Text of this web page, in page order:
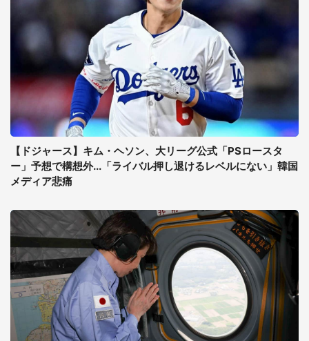
【ドジャース】キム・ヘソン、大リーグ公式「PSロースタ
ー」予想で構想外...「ライバル押し退けるレベルにない」韓国
メディア悲痛